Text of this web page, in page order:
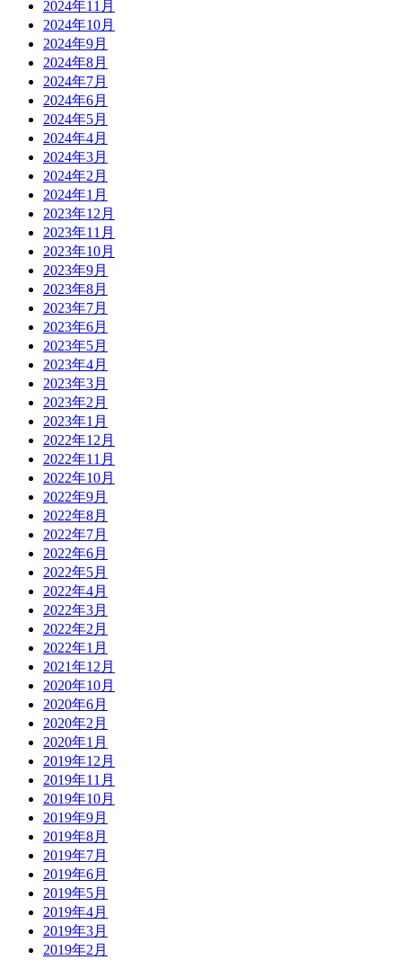
2024年11月
2024年10月
2024年9月
2024年8月
2024年7月
2024年6月
2024年5月
2024年4月
2024年3月
2024年2月
2024年1月
2023年12月
2023年11月
2023年10月
2023年9月
2023年8月
2023年7月
2023年6月
2023年5月
2023年4月
2023年3月
2023年2月
2023年1月
2022年12月
2022年11月
2022年10月
2022年9月
2022年8月
2022年7月
2022年6月
2022年5月
2022年4月
2022年3月
2022年2月
2022年1月
2021年12月
2020年10月
2020年6月
2020年2月
2020年1月
2019年12月
2019年11月
2019年10月
2019年9月
2019年8月
2019年7月
2019年6月
2019年5月
2019年4月
2019年3月
2019年2月